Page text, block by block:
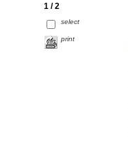
1 / 2
select
print